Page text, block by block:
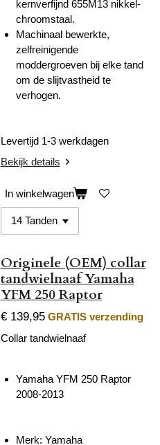
kernverfijnd 655M13 nikkel-
chroomstaal.
Machinaal bewerkte,
zelfreinigende
moddergroeven bij elke tand
om de slijtvastheid te
verhogen.
Levertijd 1-3 werkdagen
Bekijk details
In winkelwagen
Originele (OEM) collar
tandwielnaaf Yamaha
YFM 250 Raptor
€ 139,95 GRATIS verzending
Collar tandwielnaaf
Yamaha YFM 250 Raptor
2008-2013
Merk: Yamaha